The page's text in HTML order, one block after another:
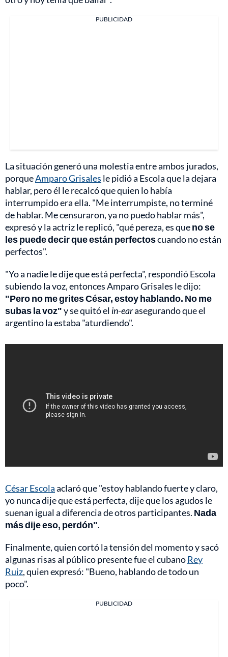
PUBLICIDAD
La situación generó una molestia entre ambos jurados,
porqueAmparo Grisales le pidió a Escola que la dejara
hablar, pero él le recalcó que quien lo había
interrumpido era ella. "Me interrumpiste, no terminé
de hablar. Me censuraron, ya no puedo hablar más",
expresó y la actriz le replicó, "qué pereza, es queno se
les puede decir que están perfectoscuando no están
perfectos".
"Yo a nadie le dije que está perfecta", respondió Escola
subiendo la voz, entonces Amparo Grisales le dijo:
"Pero no me grites César, estoy hablando. No me
subas la voz"y se quitó el in-earasegurando que el
argentino la estaba "aturdiendo".
César Escolaaclaró que "estoy hablando fuerte y claro,
yo nunca dije que está perfecta, dije que los agudos le
suenan igual a diferencia de otros participantes. Nada
más dije eso, perdón".
Finalmente, quien cortó la tensión del momento y sacó
algunas risas al público presente fue el cubanoRey
Ruiz, quien expresó: "Bueno, hablando de todo un
poco".
PUBLICIDAD